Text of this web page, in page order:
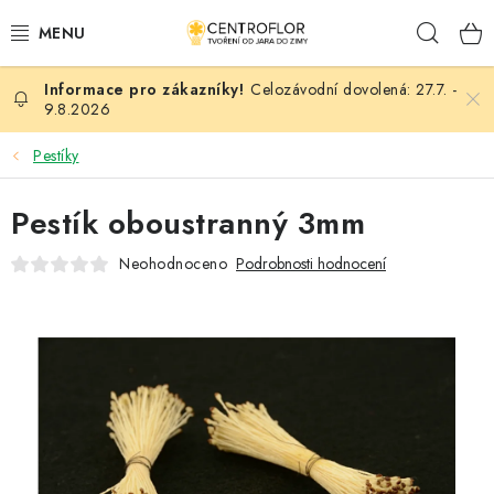
na
SEZÓNNÍ TVOŘENÍ
DŘEVĚNÉ VÝROBKY
MEDAILE
PLACKY A MAGNETKY
KVĚTINY A LISTY
Celozávodní dovolená: 27.7. -
9.8.2026
Pestíky
Pestík oboustranný 3mm
Neohodnoceno Podrobnosti hodnocení